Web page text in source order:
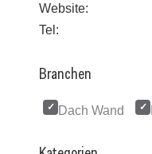
Website:
Tel:
Branchen
Dach Wand